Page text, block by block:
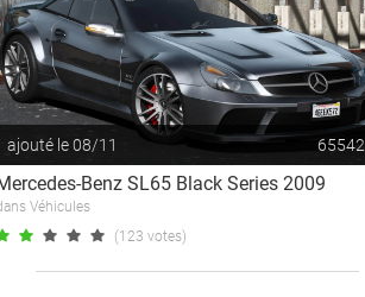
ajouté le 08/11 65542
Benz SL65 Black Series 2009
Véhicules
(123 votes)